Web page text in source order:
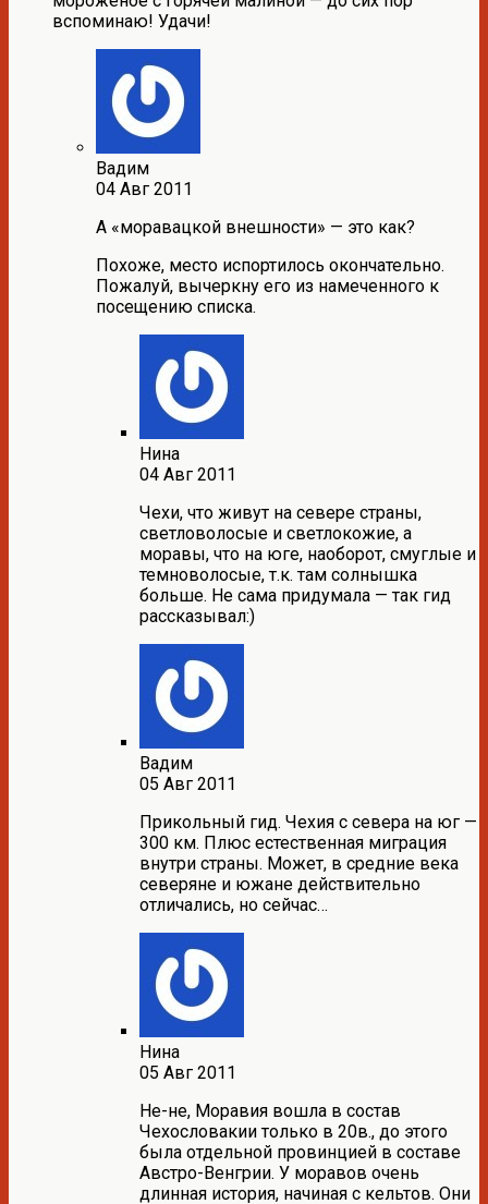
вспоминаю! Удачи!
Вадим
04 Авг 2011
А «моравацкой внешности» — это как?
Похоже, место испортилось окончательно.
Пожалуй, вычеркну его из намеченного к
посещению списка.
Нина
04 Авг 2011
Чехи, что живут на севере страны,
светловолосые и светлокожие, а
моравы, что на юге, наоборот, смуглые и
темноволосые, т.к. там солнышка
больше. Не сама придумала — так гид
рассказывал:)
Вадим
05 Авг 2011
Прикольный гид. Чехия с севера на юг —
300 км. Плюс естественная миграция
внутри страны. Может, в средние века
северяне и южане действительно
отличались, но сейчас…
Нина
05 Авг 2011
Не-не, Моравия вошла в состав
Чехословакии только в 20в., до этого
была отдельной провинцией в составе
Австро-Венгрии. У моравов очень
длинная история, начиная с кельтов. Они